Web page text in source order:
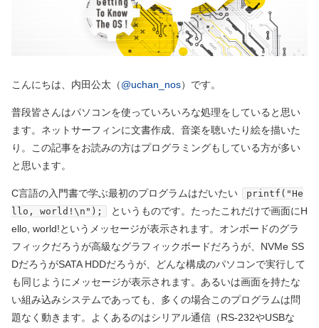
こんにちは、内田公太（@uchan_nos）です。
普段皆さんはパソコンを使っていろいろな処理をしていると思い
ます。ネットサーフィンに文書作成、音楽を聴いたり絵を描いた
り。この記事をお読みの方はプログラミングもしている方が多い
と思います。
C言語の入門書で学ぶ最初のプログラムはだいたい
printf("He
llo, world!\n");
というものです。たったこれだけで画面にH
ello, world!というメッセージが表示されます。オンボードのグラ
フィックだろうが高級なグラフィックボードだろうが、NVMe SS
DだろうがSATA HDDだろうが、どんな構成のパソコンで実行して
も同じようにメッセージが表示されます。あるいは画面を持たな
い組み込みシステムであっても、多くの場合このプログラムは問
題なく動きます。よくあるのはシリアル通信（RS-232やUSBな